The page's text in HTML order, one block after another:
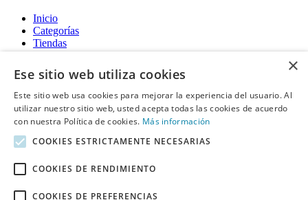
Inicio
Categorías
Tiendas
Gratis
Acerca de
Sobre nosotros
Contacto
Información legal
×
Ese sitio web utiliza cookies
Este sitio web usa cookies para mejorar la experiencia del usuario. Al
utilizar nuestro sitio web, usted acepta todas las cookies de acuerdo
con nuestra Política de cookies. Más información
COOKIES ESTRICTAMENTE NECESARIAS
COOKIES DE RENDIMIENTO
COOKIES DE PREFERENCIAS